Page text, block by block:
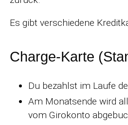
Es gibt verschiedene
Charge-Karte
Du bezahlst im Laufe
Am Monatsende wird
vom Girokonto